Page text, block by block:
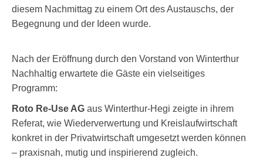
diesem Nachmittag zu einem Ort des Austauschs, der
Begegnung und der Ideen wurde.
Nach der Eröffnung durch den Vorstand von Winterthur
Nachhaltig erwartete die Gäste ein vielseitiges
Programm:
Roto Re-Use AG aus Winterthur-Hegi zeigte in ihrem
Referat, wie Wiederverwertung und Kreislaufwirtschaft
konkret in der Privatwirtschaft umgesetzt werden können
– praxisnah, mutig und inspirierend zugleich.